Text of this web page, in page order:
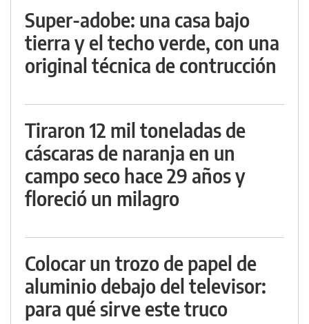
Super-adobe: una casa bajo
tierra y el techo verde, con una
original técnica de contrucción
Tiraron 12 mil toneladas de
cáscaras de naranja en un
campo seco hace 29 años y
floreció un milagro
Colocar un trozo de papel de
aluminio debajo del televisor:
para qué sirve este truco